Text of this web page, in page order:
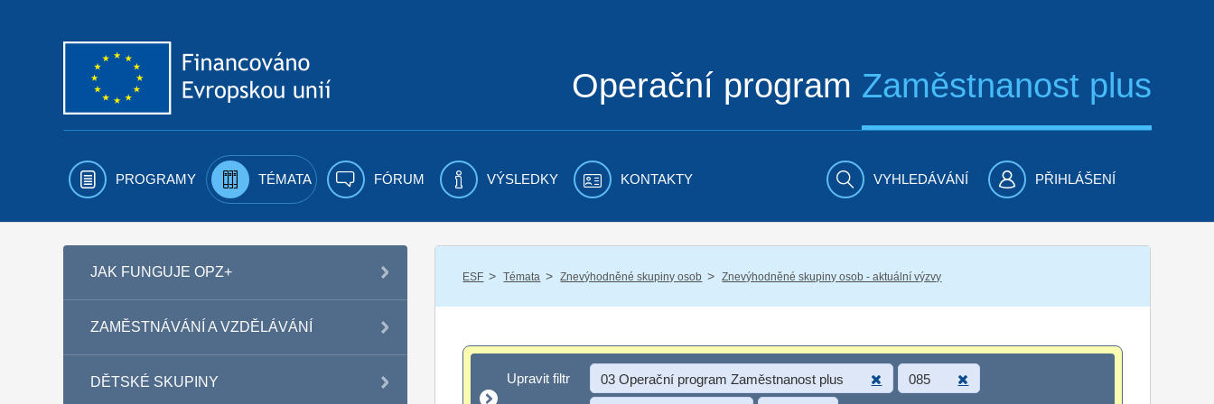
Operační program Zaměstnanost plus
PROGRAMY TÉMATA FÓRUM VÝSLEDKY KONTAKTY VYHLEDÁVÁNÍ PŘIHLÁŠENÍ
JAK FUNGUJE OPZ+
ZAMĚSTNÁVÁNÍ A VZDĚLÁVÁNÍ
DĚTSKÉ SKUPINY
ESF / Témata / Znevýhodněné skupiny osob / Znevýhodněné skupiny osob - aktuální výzvy
Upravit filtr
Upravit filtr 03 Operační program Zaměstnanost plus 085